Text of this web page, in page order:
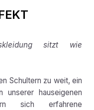
sitzt wie
Schultern zu weit, ein
hauseigenen
sich erfahrene